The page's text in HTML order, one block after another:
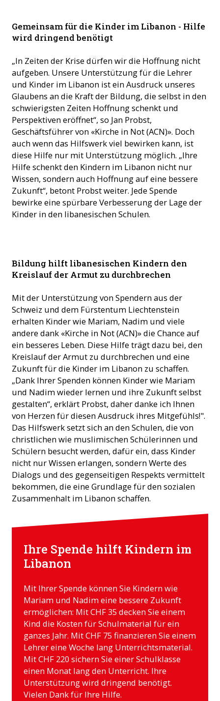
Schulbildung (©ACN)
Gemeinsam für die Kinder im Libanon - Hilfe
wird dringend benötigt
„In Zeiten der Krise dürfen wir die Hoffnung nicht
aufgeben. Unsere Unterstützung für die Lehrer
und Kinder im Libanon ist ein Ausdruck unseres
Glaubens an die Kraft der Bildung, die selbst in den
schwierigsten Zeiten Hoffnung schenkt und
Perspektiven eröffnet“, so Jan Probst,
Geschäftsführer von «Kirche in Not (ACN)». Doch
auch wenn das Hilfswerk viel bewirken kann, ist
diese Hilfe nur mit Unterstützung möglich. „Ihre
Hilfe schenkt den Kindern im Libanon nicht nur
Wissen, sondern auch Hoffnung auf eine bessere
Zukunft“, betont Probst weiter. Jede Spende
bewirke eine spürbare Verbesserung der Lage der
Kinder in den libanesischen Schulen.
Bildung hilft libanesischen Kindern den
Kreislauf der Armut zu durchbrechen
Mit der Unterstützung von Spendern aus der
Schweiz und dem Fürstentum Liechtenstein
erhalten Kinder wie Mariam, Nadim und viele
andere dank «Kirche in Not (ACN)» die Chance auf
ein besseres Leben. Diese Hilfe trägt dazu bei, den
Kreislauf der Armut zu durchbrechen und eine
Zukunft für die Kinder im Libanon zu schaffen.
„Dank Ihrer Spenden können Kinder wie Mariam
und Nadim wieder lernen und ihre Zukunft selbst
gestalten“, erklärt Probst, daher danke ich Ihnen
von Herzen für diesen Ausdruck ihres Mitgefühls!".
Das Hilfswerk setzt sich an den Schulen, die von
christlichen wie muslimischen Schülerinnen und
Schülern besucht werden, dafür ein, dass Kinder
nicht nur Wissen erlangen, sondern Werte des
Dialogs und des gegenseitigen Respekts vermittelt
bekommen, die eine Grundlage für den sozialen
Zusammenhalt im Libanon schaffen.
Ihre Spende hilft Kindern im
Libanon
Mit Ihrer Spende können Sie Kindern wie
Mariam und Nadim eine bessere Zukunft
ermöglichen: Mit CHF 35 decken Sie einem
Kind die Kosten für Schulmaterial für ein
ganzes Jahr. Mit CHF 75 finanzieren Sie einem
Lehrer eine Woche lang Unterrichtsmaterial.
Mit CHF 220 sichern Sie einer Schulklasse
einen Monat lang den Unterricht. Ihre
Unterstützung wird dringend benötigt.
Vielen Dank für Ihre Hilfe.